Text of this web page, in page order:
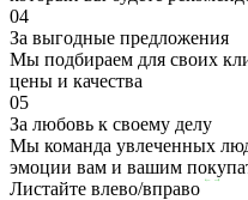
04
За выгодные предложения
Мы подбираем для своих
цены и качества
05
За любовь к своему делу
Мы команда увлеченных
эмоции вам и вашим
Листайте влево/вправо